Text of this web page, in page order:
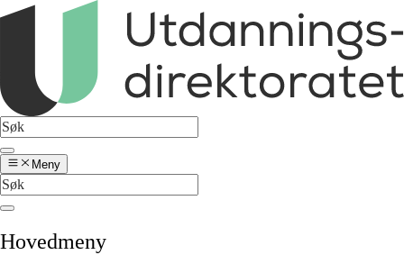
Meny
Hovedmeny